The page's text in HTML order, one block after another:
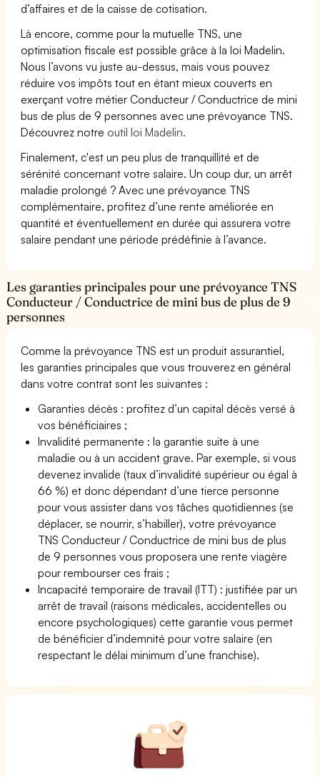
d’affaires et de la caisse de cotisation.
Là encore, comme pour la mutuelle TNS, une
optimisation fiscale est possible grâce à la loi Madelin.
Nous l’avons vu juste au-dessus, mais vous pouvez
réduire vos impôts tout en étant mieux couverts en
exerçant votre métier Conducteur / Conductrice de mini
bus de plus de 9 personnes avec une prévoyance TNS.
Découvrez notre outil loi Madelin.
Finalement, c'est un peu plus de tranquillité et de
sérénité concernant votre salaire. Un coup dur, un arrêt
maladie prolongé ? Avec une prévoyance TNS
complémentaire, profitez d’une rente améliorée en
quantité et éventuellement en durée qui assurera votre
salaire pendant une période prédéfinie à l’avance.
Les garanties principales pour une prévoyance TNS
Conducteur / Conductrice de mini bus de plus de 9
personnes
Comme la prévoyance TNS est un produit assurantiel,
les garanties principales que vous trouverez en général
dans votre contrat sont les suivantes :
Garanties décès : profitez d’un capital décès versé à
vos bénéficiaires ;
Invalidité permanente : la garantie suite à une
maladie ou à un accident grave. Par exemple, si vous
devenez invalide (taux d’invalidité supérieur ou égal à
66 %) et donc dépendant d’une tierce personne
pour vous assister dans vos tâches quotidiennes (se
déplacer, se nourrir, s’habiller), votre prévoyance
TNS Conducteur / Conductrice de mini bus de plus
de 9 personnes vous proposera une rente viagère
pour rembourser ces frais ;
Incapacité temporaire de travail (ITT) : justifiée par un
arrêt de travail (raisons médicales, accidentelles ou
encore psychologiques) cette garantie vous permet
de bénéficier d’indemnité pour votre salaire (en
respectant le délai minimum d’une franchise).